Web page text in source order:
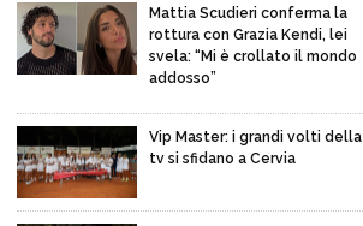
Mattia Scudieri conferma la
rottura con Grazia Kendi, lei
svela: “Mi è crollato il mondo
addosso”
Vip Master: i grandi volti della
tv si sfidano a Cervia